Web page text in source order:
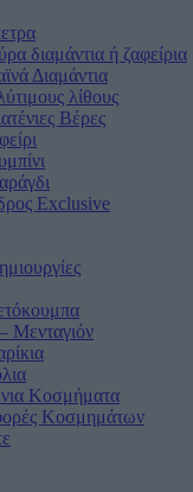
διαμάντια ή ζαφείρια
Διαμάντια
λίθους
Βέρες
Exclusive
Μενταγιόν
Κοσμήματα
Κοσμημάτων